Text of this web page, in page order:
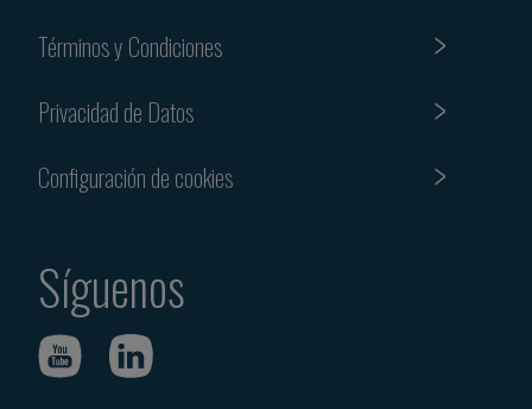
Términos y Condiciones
Privacidad de Datos
Configuración de cookies
Síguenos